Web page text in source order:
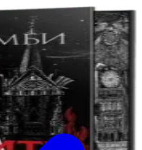
средно тежка
от майстора на